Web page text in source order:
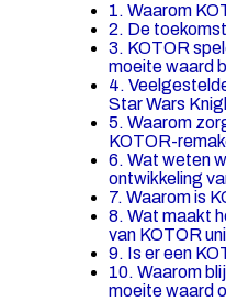
1. Waarom
2. De
3. KOTOR
moeite waard
4.
Star Wars
5. Waarom
KOTOR-
6. Wat weten
ontwikkeling
7. Waarom is
8. Wat maakt
van KOTOR
9. Is er een
10. Waarom
moeite waard